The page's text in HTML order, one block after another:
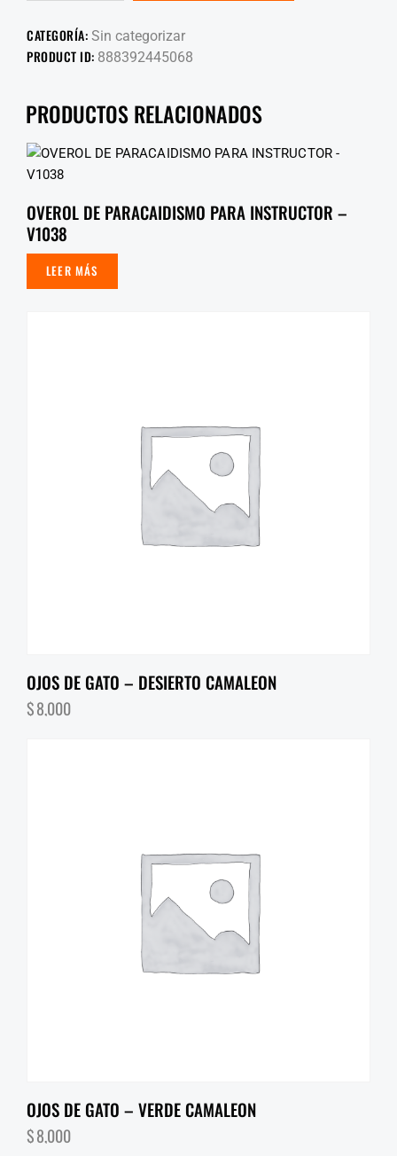
CATEGORÍA: Sin categorizar
PRODUCT ID: 888392445068
PRODUCTOS RELACIONADOS
OVEROL DE PARACAIDISMO PARA INSTRUCTOR –
V1038
LEER MÁS
OJOS DE GATO – DESIERTO CAMALEON
$8,000
OJOS DE GATO – VERDE CAMALEON
$8,000